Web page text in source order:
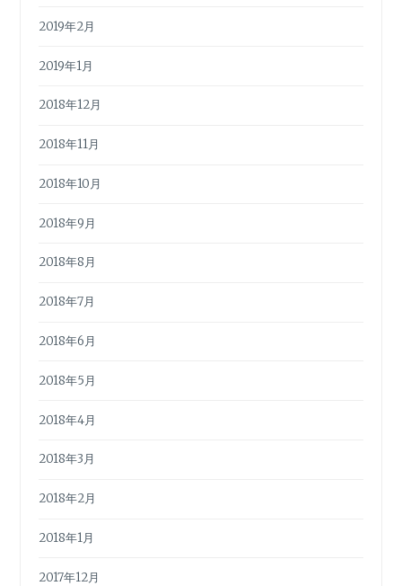
2019年2月
2019年1月
2018年12月
2018年11月
2018年10月
2018年9月
2018年8月
2018年7月
2018年6月
2018年5月
2018年4月
2018年3月
2018年2月
2018年1月
2017年12月